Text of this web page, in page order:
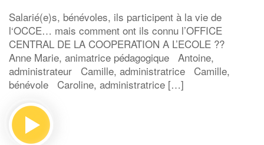
Salarié(e)s, bénévoles, ils participent à la vie de
l‘OCCE… mais comment ont ils connu l’OFFICE
CENTRAL DE LA COOPERATION A L’ECOLE ??
Anne Marie, animatrice pédagogique Antoine,
administrateur Camille, administratrice Camille,
bénévole Caroline, administratrice […]